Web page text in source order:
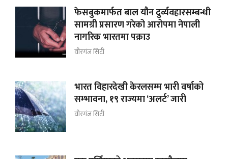
फेसबुकमार्फत बाल यौन दुर्व्यवहारसम्बन्धी
सामग्री प्रसारण गरेको आरोपमा नेपाली
नागरिक भारतमा पक्राउ
वीरगंज सिटी
भारत विहारदेखी केरलसम्म भारी वर्षाको
सम्भावना, १९ राज्यमा ‘अलर्ट’ जारी
वीरगंज सिटी